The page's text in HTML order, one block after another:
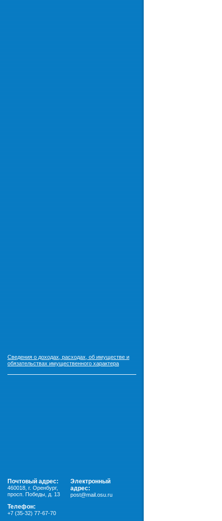
Сведения о доходах, расходах, об имуществе и
обязательствах имущественного характера
Почтовый адрес:
460018 г. Оренбург,
просп. Победы, д. 13
Электронный
адрес:
post@mail.osu.ru
Телефон:
+7 (35-32) 77-67-70